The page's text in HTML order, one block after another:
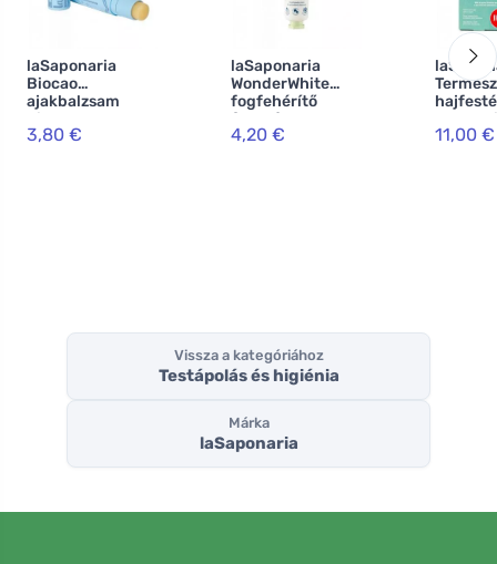
laSaponaria
Biocao
ajakbalzsam
hialuronsavval
BIO (5,7 ml)
3,80 €
laSaponaria
WonderWhite
fogfehérítő
fogkrém - menta
és aktív szén BIO
4,20 €
g) -
11,00 €
Vissza a kategóriához
Testápolás és higiénia
Márka
laSaponaria